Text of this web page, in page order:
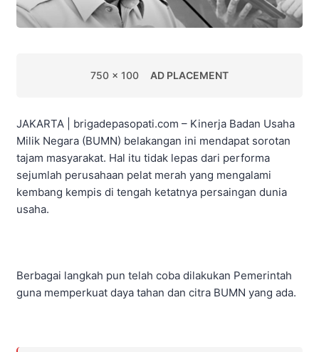
750 x 100 AD PLACEMENT
JAKARTA | brigadepasopati.com – Kinerja Badan Usaha
Milik Negara (BUMN) belakangan ini mendapat sorotan
tajam masyarakat. Hal itu tidak lepas dari performa
sejumlah perusahaan pelat merah yang mengalami
kembang kempis di tengah ketatnya persaingan dunia
usaha.
Berbagai langkah pun telah coba dilakukan Pemerintah
guna memperkuat daya tahan dan citra BUMN yang ada.